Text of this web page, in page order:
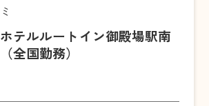
ミ
ホテルルートイン御殿場駅南
（全国勤務）